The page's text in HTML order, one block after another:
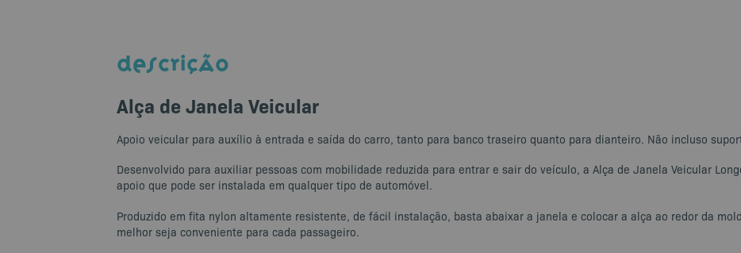
DESCRIÇÃO
Alça de Janela Veicular
Apoio veicular para auxílio à entrada e saída do carro, tanto para banco traseiro quanto para dianteiro. Não incluso
Desenvolvido para auxiliar pessoas com mobilidade reduzida para entrar e sair do veículo, a Alça de Janela Veicular
apoio que pode ser instalada em qualquer tipo de automóvel.
Produzido em fita nylon altamente resistente, de fácil instalação, basta abaixar a janela e colocar a alça ao redor da
melhor seja conveniente para cada passageiro.